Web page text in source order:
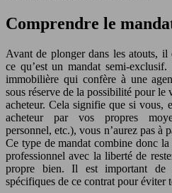
Comprendre le
Avant de plonger dans les atouts,
ce qu’est un mandat semi-
immobilière qui confère à une
sous réserve de la possibilité pour
acheteur. Cela signifie que si vous,
acheteur par vos propres
personnel, etc.), vous n’aurez pas à
Ce type de mandat combine donc la
professionnel avec la liberté de
propre bien. Il est important de
spécifiques de ce contrat pour éviter